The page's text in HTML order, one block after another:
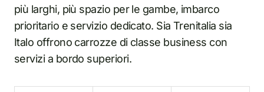
più larghi, più spazio per le gambe, imbarco
prioritario e servizio dedicato. Sia Trenitalia sia
Italo offrono carrozze di classe business con
servizi a bordo superiori.